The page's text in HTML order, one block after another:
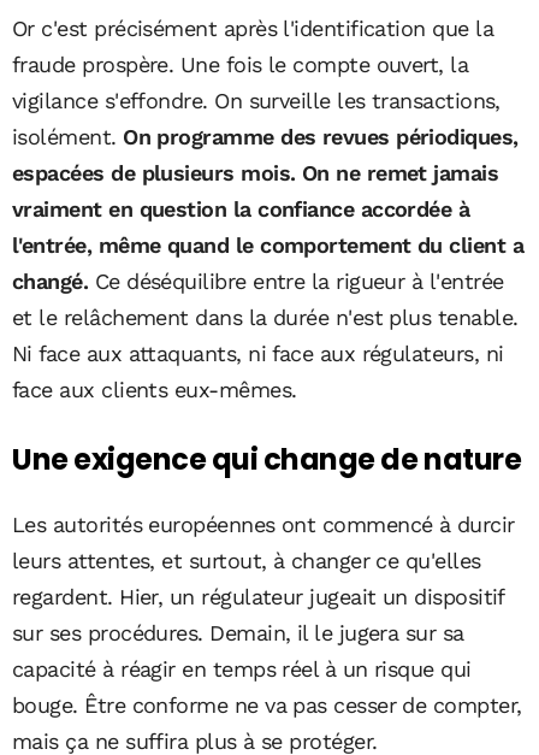
Or c'est précisément après l'identification que la
fraude prospère. Une fois le compte ouvert, la
vigilance s'effondre. On surveille les transactions,
isolément. On programme des revues périodiques,
espacées de plusieurs mois. On ne remet jamais
vraiment en question la confiance accordée à
l'entrée, même quand le comportement du client a
changé. Ce déséquilibre entre la rigueur à l'entrée
et le relâchement dans la durée n'est plus tenable.
Ni face aux attaquants, ni face aux régulateurs, ni
face aux clients eux-mêmes.
Une exigence qui change de nature
Les autorités européennes ont commencé à durcir
leurs attentes, et surtout, à changer ce qu'elles
regardent. Hier, un régulateur jugeait un dispositif
sur ses procédures. Demain, il le jugera sur sa
capacité à réagir en temps réel à un risque qui
bouge. Être conforme ne va pas cesser de compter,
mais ça ne suffira plus à se protéger.